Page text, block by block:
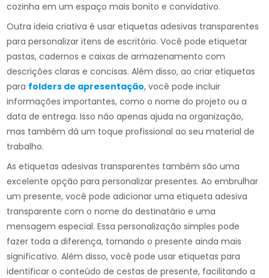
cozinha em um espaço mais bonito e convidativo.
Outra ideia criativa é usar etiquetas adesivas transparentes
para personalizar itens de escritório. Você pode etiquetar
pastas, cadernos e caixas de armazenamento com
descrições claras e concisas. Além disso, ao criar etiquetas
para folders de apresentação, você pode incluir
informações importantes, como o nome do projeto ou a
data de entrega. Isso não apenas ajuda na organização,
mas também dá um toque profissional ao seu material de
trabalho.
As etiquetas adesivas transparentes também são uma
excelente opção para personalizar presentes. Ao embrulhar
um presente, você pode adicionar uma etiqueta adesiva
transparente com o nome do destinatário e uma
mensagem especial. Essa personalização simples pode
fazer toda a diferença, tornando o presente ainda mais
significativo. Além disso, você pode usar etiquetas para
identificar o conteúdo de cestas de presente, facilitando a